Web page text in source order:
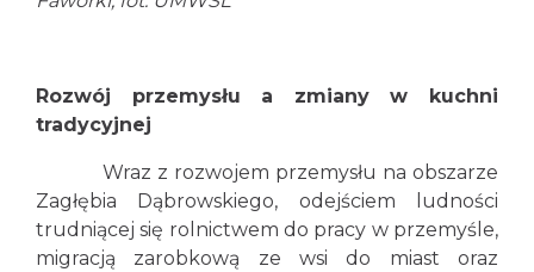
Rozwój przemysłu a zmiany w kuchni
tradycyjnej
Wraz z rozwojem przemysłu na obszarze
Zagłębia Dąbrowskiego, odejściem ludności
trudniącej się rolnictwem do pracy w przemyśle,
migracją zarobkową ze wsi do miast oraz